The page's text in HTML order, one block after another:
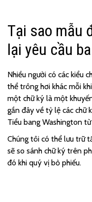
Tại sao mẫu
lại yêu cầu
Nhiều người có các kiểu
thể trông hơi khác mỗi
một chữ ký là một
gần đây về tỷ lệ các chữ
Tiểu bang Washington
Chúng tôi có thể lưu trữ
sẽ so sánh chữ ký trên
đó khi quý vị bỏ phiếu.